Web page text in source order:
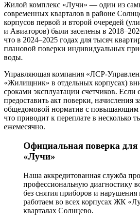
Жилой комплекс «Лучи» — один из
современных кварталов в районе
корпусов первой и второй очередей
и Авиаторов) были заселены в
что в 2024–2025 годах для тысяч
плановой поверки индивидуальных
воды.
Управляющая компания «ЛСР-
«Жилищник» в отдельных корпусах)
сроками эксплуатации счетчиков. Если
предоставить акт поверки, начисления
общедомовой норматив с повышающим
что приводит к переплате в несколько
ежемесячно.
Официальная поверка
«Лучи»
Наша аккредитованная служба
профессиональную диагностику
без снятия приборов и
работаем во всех корпусах ЖК
кварталах Солнцево.